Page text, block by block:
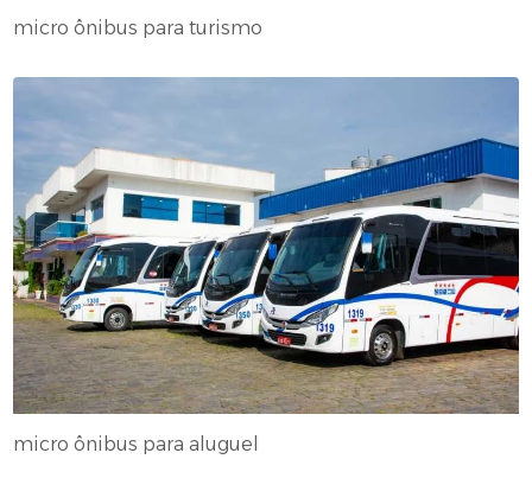
micro ônibus para turismo
micro ônibus para aluguel